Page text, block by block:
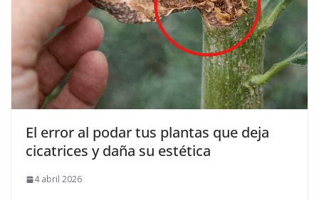
El error al podar tus plantas que deja
cicatrices y daña su estética
4 abril 2026